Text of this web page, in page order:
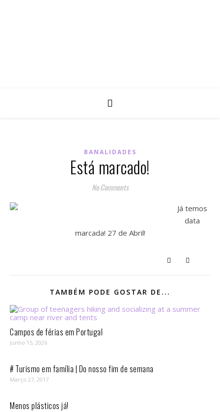
BANALIDADES
Está marcado!
No Comments
Já temos
data
marcada! 27 de Abril!
TAMBÉM PODE GOSTAR DE...
Campos de férias em Portugal
Junho 15, 2026
# Turismo em família | Do nosso fim de semana
Março 27, 2017
Menos plásticos já!